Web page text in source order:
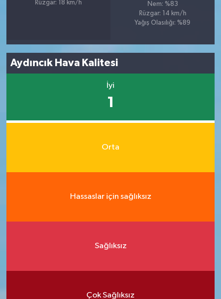
Rüzgar: 18 km/h
Nem: %83
Rüzgar: 14 km/h
Yağış Olasılığı: %89
Aydıncık Hava Kalitesi
İyi
1
Orta
Hassaslar için sağlıksız
Sağlıksız
Çok Sağlıksız